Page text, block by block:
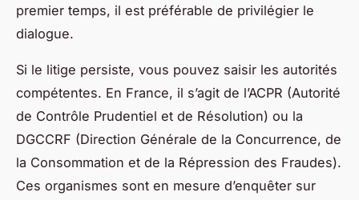
premier temps, il est préférable de privilégier le
dialogue.
Si le litige persiste, vous pouvez saisir les autorités
compétentes. En France, il s’agit de l’ACPR (Autorité
de Contrôle Prudentiel et de Résolution) ou la
DGCCRF (Direction Générale de la Concurrence, de
la Consommation et de la Répression des Fraudes).
Ces organismes sont en mesure d’enquêter sur